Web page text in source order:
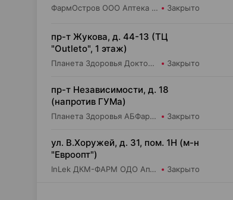
ФармОстров ООО Аптека №7 на Лынькова Закрыто
пр-т Жукова, д. 44-13 (ТЦ
"Outleto", 1 этаж)
Планета Здоровья Доктор Время ООО Аптека №21 Закрыто
пр-т Независимости, д. 18
(напротив ГУМа)
Планета Здоровья АБФармация ИООО Аптека №1 Закрыто
ул. В.Хоружей, д. 31, пом. 1Н (м-н
"Евроопт")
InLek ДКМ-ФАРМ ОДО Аптека №1 Закрыто